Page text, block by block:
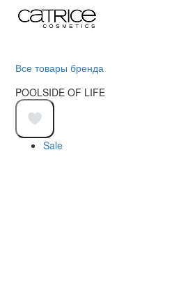
Все товары бренда
POOLSIDE OF LIFE
Sale